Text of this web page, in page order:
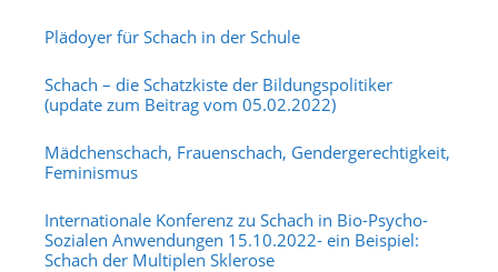
Plädoyer für Schach in der Schule
Schach – die Schatzkiste der Bildungspolitiker
(update zum Beitrag vom 05.02.2022)
Mädchenschach, Frauenschach, Gendergerechtigkeit,
Feminismus
Internationale Konferenz zu Schach in Bio-Psycho-
Sozialen Anwendungen 15.10.2022- ein Beispiel:
Schach der Multiplen Sklerose